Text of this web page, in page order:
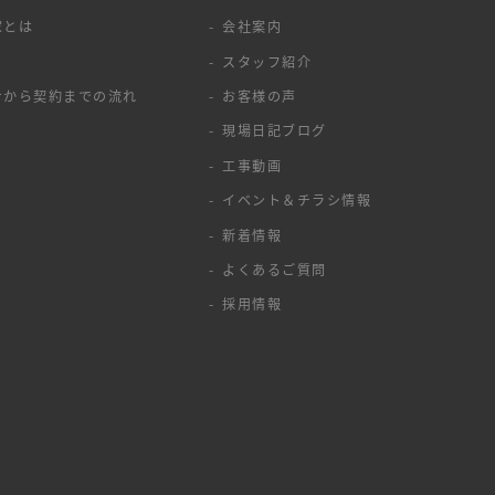
は
ら契約までの流れ
会社案内
スタッフ紹介
お客様の声
現場日記ブログ
工事動画
イベント＆チラシ情報
新着情報
よくあるご質問
採用情報